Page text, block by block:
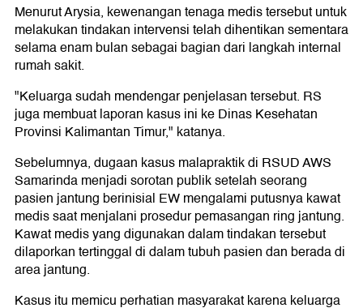
Menurut Arysia, kewenangan tenaga medis tersebut untuk
melakukan tindakan intervensi telah dihentikan sementara
selama enam bulan sebagai bagian dari langkah internal
rumah sakit.
"Keluarga sudah mendengar penjelasan tersebut. RS
juga membuat laporan kasus ini ke Dinas Kesehatan
Provinsi Kalimantan Timur," katanya.
Sebelumnya, dugaan kasus malapraktik di RSUD AWS
Samarinda menjadi sorotan publik setelah seorang
pasien jantung berinisial EW mengalami putusnya kawat
medis saat menjalani prosedur pemasangan ring jantung.
Kawat medis yang digunakan dalam tindakan tersebut
dilaporkan tertinggal di dalam tubuh pasien dan berada di
area jantung.
Kasus itu memicu perhatian masyarakat karena keluarga